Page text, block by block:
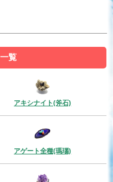
覧
アキシナイト(斧石)
アゲート全種(瑪瑙)